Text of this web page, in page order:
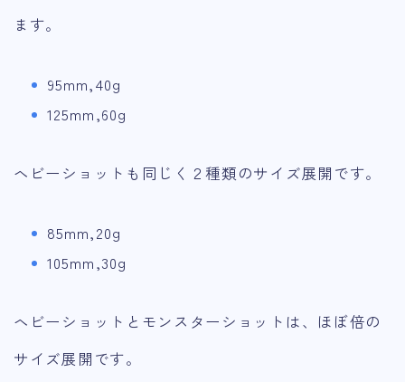
ます。
95mm,40g
125mm,60g
ヘビーショットも同じく２種類のサイズ展開です。
85mm,20g
105mm,30g
ヘビーショットとモンスターショットは、ほぼ倍の
サイズ展開です。